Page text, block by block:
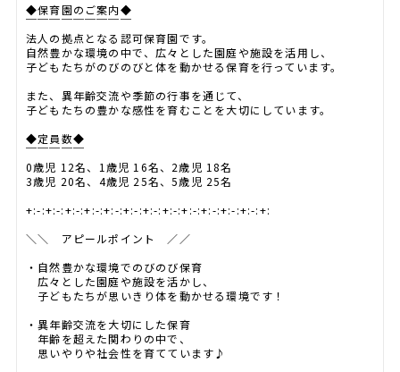
◆保育園のご案内◆
￣￣￣￣￣￣￣￣￣
法人の拠点となる認可保育園です。
自然豊かな環境の中で、広々とした園庭や施設を活用し、
子どもたちがのびのびと体を動かせる保育を行っています。
また、異年齢交流や季節の行事を通じて、
子どもたちの豊かな感性を育むことを大切にしています。
◆定員数◆
￣￣￣￣￣
0歳児 12名、1歳児 16名、2歳児 18名
3歳児 20名、4歳児 25名、5歳児 25名
+:-:+:-:+:-:+:-:+:-:+:-:+:-:+:-:+:-:+:-:+:-:+:-:+:
＼＼ アピールポイント ／／
・自然豊かな環境でのびのび保育
広々とした園庭や施設を活かし、
子どもたちが思いきり体を動かせる環境です！
・異年齢交流を大切にした保育
年齢を超えた関わりの中で、
思いやりや社会性を育てています♪